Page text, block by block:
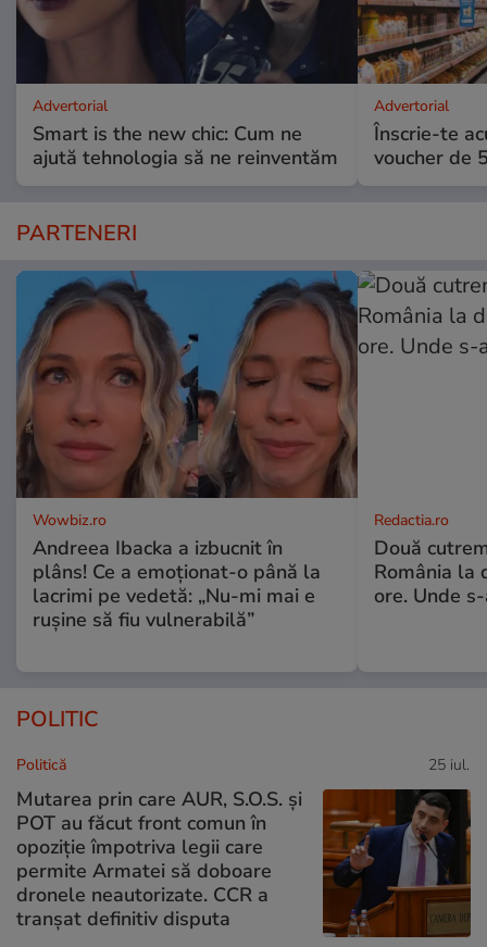
Advertorial
Smart is the new chic: Cum ne
ajută tehnologia să ne reinventăm
Advertorial
Înscrie-te
voucher de
PARTENERI
Wowbiz.ro
Andreea Ibacka a izbucnit în
plâns! Ce a emoționat-o până la
lacrimi pe vedetă: „Nu-mi mai e
rușine să fiu vulnerabilă”
Redactia.ro
Două
România la
ore. Unde
POLITIC
Politică 25 iul.
Mutarea prin care AUR, S.O.S. și
POT au făcut front comun în
opoziție împotriva legii care
permite Armatei să doboare
dronele neautorizate. CCR a
tranșat definitiv disputa